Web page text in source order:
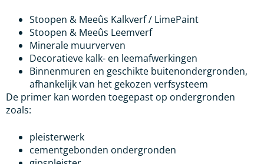
Stoopen & Meeûs Kalkverf / LimePaint
Stoopen & Meeûs Leemverf
Minerale muurverven
Decoratieve kalk- en leemafwerkingen
Binnenmuren en geschikte buitenondergronden,
afhankelijk van het gekozen verfsysteem
De primer kan worden toegepast op ondergronden
zoals:
pleisterwerk
cementgebonden ondergronden